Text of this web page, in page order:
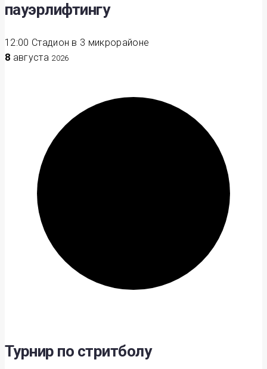
пауэрлифтингу
12:00 Стадион в 3 микрорайоне
8 августа 2026
Турнир по стритболу